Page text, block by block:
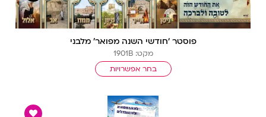
פוסטר ‘חודשי השנה מפואר’ מלבני
מקט: 1901B
בחר אפשרויות